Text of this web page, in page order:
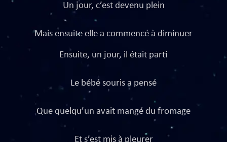
Un jour, c’est devenu plein
Mais ensuite elle a commencé à diminuer
Ensuite, un jour, il était parti
Le bébé souris a pensé
Que quelqu’un avait mangé du fromage
Et s’est mis à pleurer